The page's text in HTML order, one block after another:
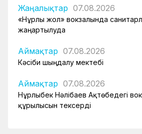
Жаңалықтар 07.08.2026
«Нұрлы жол» вокзалында
жаңартылуда
Аймақтар 07.08.2026
Кәсіби шыңдалу мектебі
Аймақтар 07.08.2026
Нұрлыбек Нәлібаев Ақтөбедегі
құрылысын тексерді